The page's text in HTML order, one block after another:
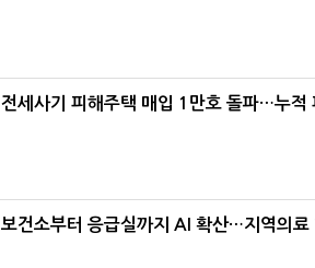
전세사기 피해주택 매입 1만호 돌파…누적
보건소부터 응급실까지 AI 확산…지역의료